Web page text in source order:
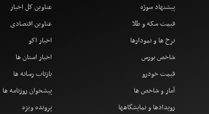
پیشنهاد سوژه
قیمت سکه و طلا
نرخ ها و نمودارها
شاخص بورس
قیمت خودرو
آمار و شاخص ها
رویدادها و نمایشگاهها
عناوین کل اخبار
عناوین اقتصادی
اخبار اکو
اخبار استان ها
بازتاب رسانه ها
پیشخوان روزنامه ها
پرونده ویژه